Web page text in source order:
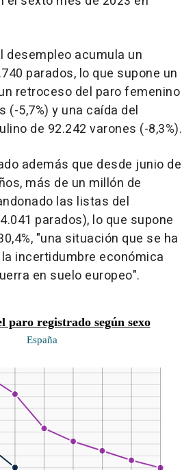
desempleo acumula un
parados, lo que supone un
retroceso del paro femenino
(-5,7%) y una caída del
de 92.242 varones (-8,3%).
además que desde junio de
más de un millón de
las listas del
parados), lo que supone
"una situación que se ha
incertidumbre económica
en suelo europeo".